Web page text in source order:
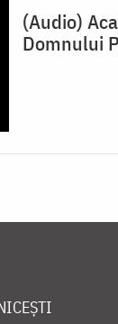
(Audio)
Domnului